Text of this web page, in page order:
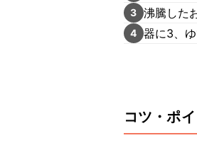
3 沸騰した
4 器に3、
コツ・ポ